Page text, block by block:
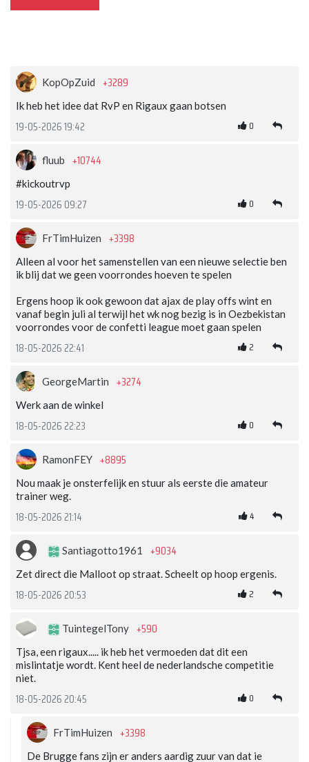
KopOpZuid +3289
Ik heb het idee dat RvP en Rigaux gaan botsen
19-05-2026 19:42 0
fluub +10744
#kickoutrvp
19-05-2026 09:27 0
FrTimHuizen +3398
Alleen al voor het samenstellen van een nieuwe selectie ben
ik blij dat we geen voorrondes hoeven te spelen
Ergens hoop ik ook gewoon dat ajax de play offs wint en
vanaf begin juli al terwijl het wk nog bezig is in Oezbekistan
voorrondes voor de confetti league moet gaan spelen
18-05-2026 22:41 2
GeorgeMartin +3274
Werk aan de winkel
18-05-2026 22:23 0
RamonFEY +8895
Nou maak je onsterfelijk en stuur als eerste die amateur
trainer weg.
18-05-2026 21:14 4
Santiagotto1961 +9034
Zet direct die Malloot op straat. Scheelt op hoop ergenis.
18-05-2026 20:53 2
TuintegelTony +590
Tjsa, een rigaux..... ik heb het vermoeden dat dit een
mislintatje wordt. Kent heel de nederlandsche competitie
niet.
18-05-2026 20:45 0
FrTimHuizen +3398
De Brugge fans zijn er anders aardig zuur van dat ie